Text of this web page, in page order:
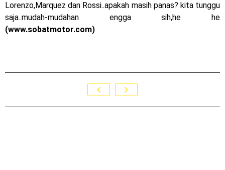
perdana di tim LCR Honda !
Ngabuburide Yamaha Wr 155 R, Para Bikers Menikmati
Impresi pertama Kawasaki Ninja ZX-4RR 2023 yang cuma
ada 2 dikota Medan !
Lorenzo,Marquez dan Rossi..apakah masih panas? kita tunggu
saja..mudah-mudahan engga sih,he he
(www.sobatmotor.com)